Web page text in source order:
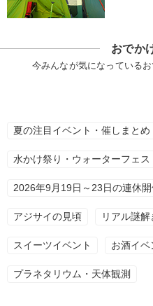
おでか
今みんなが気になっている
夏の注目イベント・催しまとめ
水かけ祭り・ウォーターフェス
2026年9月19日～23日の連休開
アジサイの見頃 リアル謎解
スイーツイベント お酒イベ
プラネタリウム・天体観測